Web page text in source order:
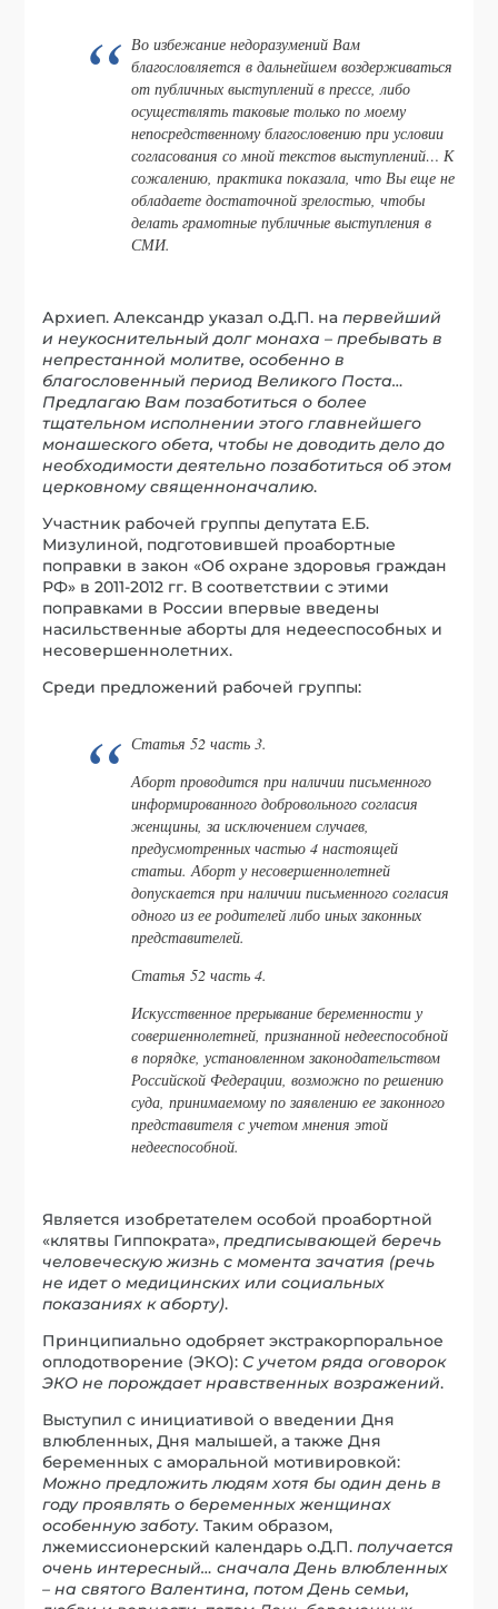
Во избежание недоразумений Вам
благословляется в дальнейшем воздерживаться
от публичных выступлений в прессе, либо
осуществлять таковые только по моему
непосредственному благословению при условии
согласования со мной текстов выступлений… К
сожалению, практика показала, что Вы еще не
обладаете достаточной зрелостью, чтобы
делать грамотные публичные выступления в
СМИ.
Архиеп. Александр указал о.Д.П. напервейший
и неукоснительный долг монаха – пребывать в
непрестанной молитве, особенно в
благословенный период Великого Поста…
Предлагаю Вам позаботиться о более
тщательном исполнении этого главнейшего
монашеского обета, чтобы не доводить дело до
необходимости деятельно позаботиться об этом
церковному священноначалию.
Участник рабочей группы депутата Е.Б.
Мизулиной, подготовившей проабортные
поправки в закон «Об охране здоровья граждан
РФ» в 2011-2012 гг. В соответствии с этими
поправками в России впервые введены
насильственные аборты для недееспособных и
несовершеннолетних.
Среди предложений рабочей группы:
Статья 52 часть 3.
Аборт проводится при наличии письменного
информированного добровольного согласия
женщины, за исключением случаев,
предусмотренных частью 4 настоящей
статьи. Аборт у несовершеннолетней
допускается при наличии письменного согласия
одного из ее родителей либо иных законных
представителей.
Статья 52 часть 4.
Искусственное прерывание беременности у
совершеннолетней, признанной недееспособной
в порядке, установленном законодательством
Российской Федерации, возможно по решению
суда, принимаемому по заявлению ее законного
представителя с учетом мнения этой
недееспособной.
Является изобретателем особой проабортной
«клятвы Гиппократа»,предписывающей беречь
человеческую жизнь с момента зачатия (речь
не идет о медицинских или социальных
показаниях к аборту).
Принципиально одобряет экстракорпоральное
оплодотворение (ЭКО): С учетом ряда оговорок
ЭКО не порождает нравственных возражений.
Выступил с инициативой о введении Дня
влюбленных, Дня малышей, а также Дня
беременных с аморальной мотивировкой:
Можно предложить людям хотя бы один день в
году проявлять о беременных женщинах
особенную заботу. Таким образом,
лжемиссионерский календарь о.Д.П.получается
очень интересный… сначала День влюбленных
– на святого Валентина, потом День семьи,